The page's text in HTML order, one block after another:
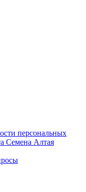
персональных
Семена Алтая